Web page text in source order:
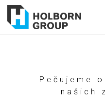
Pečujeme
našich